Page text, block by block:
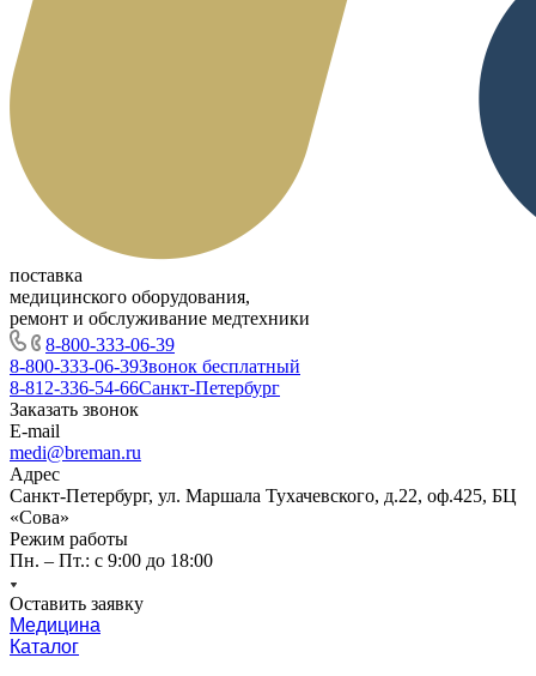
поставка
медицинского оборудования,
ремонт и обслуживание медтехники
8-800-333-06-39
8-800-333-06-39Звонок бесплатный
8-812-336-54-66Санкт-Петербург
Заказать звонок
E-mail
medi@breman.ru
Адрес
Санкт-Петербург, ул. Маршала Тухачевского, д.22, оф.425, БЦ
«Сова»
Режим работы
Пн. – Пт.: с 9:00 до 18:00
Оставить заявку
Медицина
Каталог